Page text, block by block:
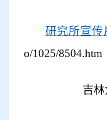
研究所宣传
o/1025/8504.htm
吉